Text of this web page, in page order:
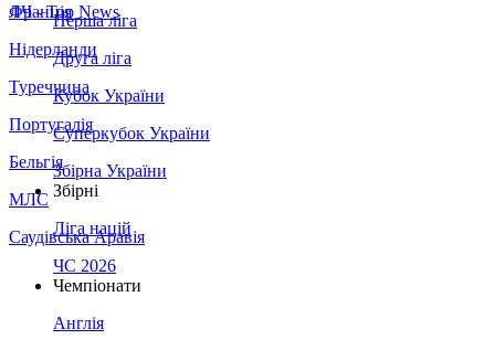
Франція
Нідерланди
Туреччина
Португалія
Бельгія
МЛС
Саудівська Аравія
ЛЧ - Top News
Перша ліга
Друга ліга
Кубок України
Суперкубок України
Збірна України
Збірні
Ліга націй
ЧС 2026
Чемпіонати
Англія